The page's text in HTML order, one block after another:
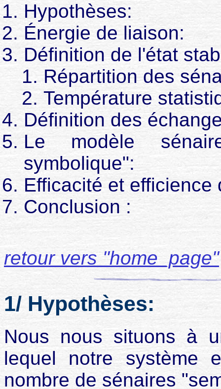
Hypothèses:
Énergie de liaison:
Définition de l'état
Répartition des
Température
Définition des
Le modèle
symbolique":
Efficacité et
Conclusion :
retour vers "home_page"
1/ Hypothèses:
Nous nous situons à
lequel notre système
nombre de sénaires